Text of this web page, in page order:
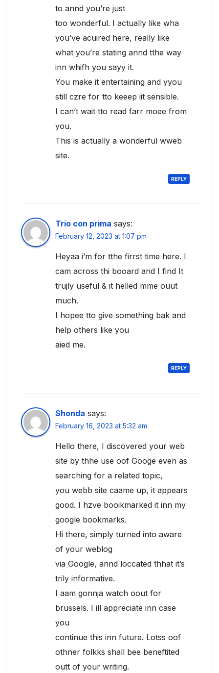
to annd you’re just
too wonderful. I actually like wha
you’ve acuired here, really like
what you’re stating annd tthe way
inn whifh you sayy it.
You make it entertaining and yyou
still czre for tto keeep iit sensible.
I can’t wait tto read farr moee from
you.
This is actually a wonderful wweb
site.
REPLY
Trio con prima says:
February 12, 2023 at 1:07 pm
Heyaa i’m for tthe firrst time here. I
cam across thi booard and I find It
trujly useful & it helled mme ouut
much.
I hopee tto give something bak and
help others like you
aied me.
REPLY
Shonda says:
February 16, 2023 at 5:32 am
Hello there, I discovered your web
site by thhe use oof Googe even as
searching for a related topic,
you webb site caame up, it appears
good. I hzve booikmarked it inn my
google bookmarks.
Hi there, simply turned into aware
of your weblog
via Google, annd loccated thhat it’s
trily informative.
I aam gonnja watch oout for
brussels. I ill appreciate inn case
you
continue this inn future. Lotss oof
othner folkks shall bee beneftited
outt of your writing.